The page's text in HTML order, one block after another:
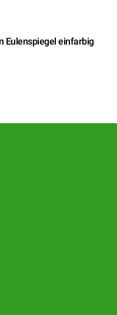
Eulenspiegel einfarbig